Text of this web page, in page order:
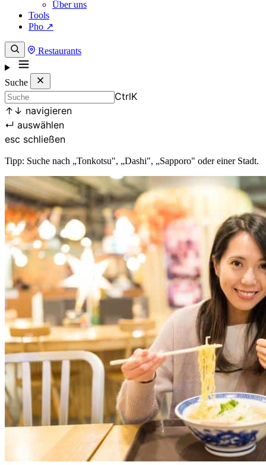
Über uns
Tools
Pho ↗
Restaurants
Suche
CtrlK
↑ ↓ navigieren
↵ auswählen
esc schließen
Tipp: Suche nach „Tonkotsu", „Dashi", „Sapporo" oder einer Stadt.